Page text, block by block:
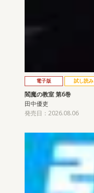
電子版 試し読み
閻魔の教室 第6巻
田中優吏
発売日：2026.08.06